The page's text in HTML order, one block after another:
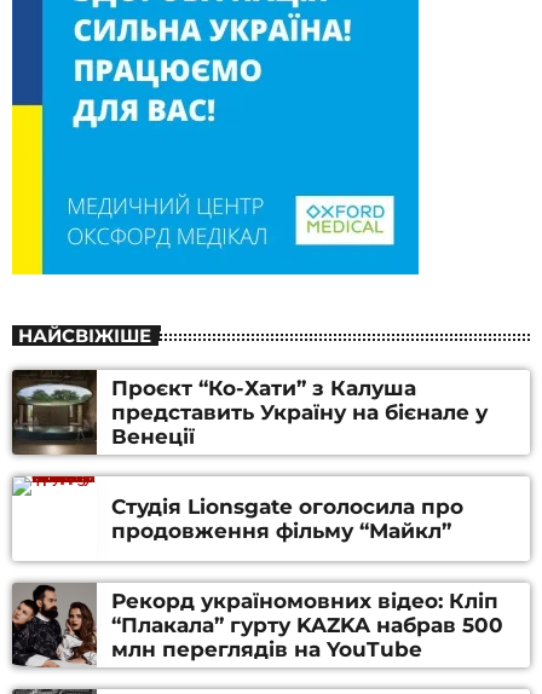
НАЙСВІЖІШЕ
Проєкт “Ко-Хати” з Калуша
представить Україну на бієнале у
Венеції
Студія Lionsgate оголосила про
продовження фільму “Майкл”
Рекорд україномовних відео: Кліп
“Плакала” гурту KAZKA набрав 500
млн переглядів на YouTube